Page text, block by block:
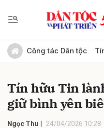
Công tác Dân tộc
Tín hữu Tin
giữ bình yên
Ngọc Thu 24/04/2026 10:28
Gửi bình luận